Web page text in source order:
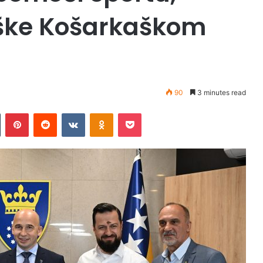
Košarkaškom
90 3 minutes read